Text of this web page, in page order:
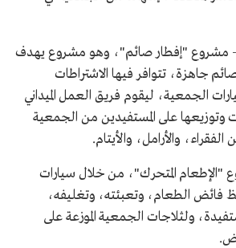
مشروع "إفطار صائم"، وهو مشروع يهدف
جاهزة، تتوافر فيها الاشتراطات
الجمعية، ليقوم فريق العمل الميداني
وتوزيعها على المستفيدين من الجمعية
والأرامل، والأيتام.
المتحرك"، من خلال سيارات
فائض الطعام، وتعبئته، وتغليفه،
ولثلاجات الجمعية الموزعة على